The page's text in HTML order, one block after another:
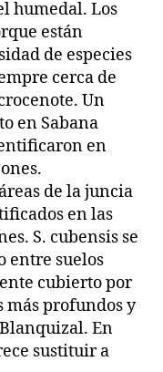
humedal. Los
están
de especies
cerca de
Un
en Sabana
en
de la juncia
en las
S. cubensis se
entre suelos
cubierto por
profundos y
En
sustituir a